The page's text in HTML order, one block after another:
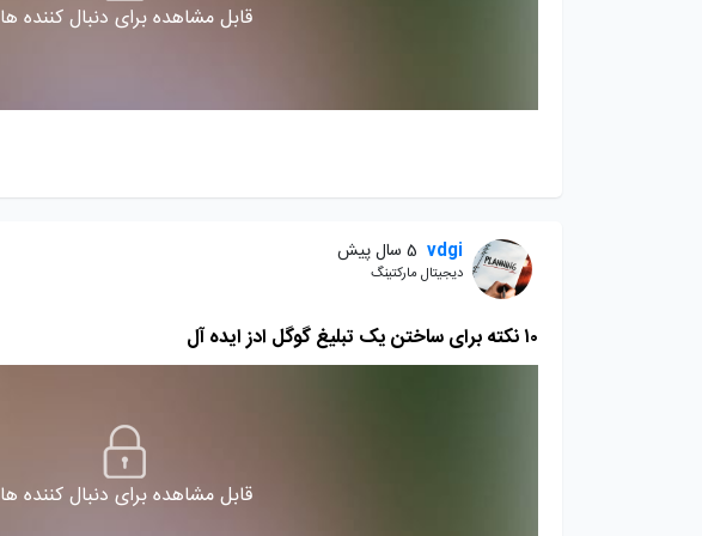
قابل مشاهده برای دنبال کننده ها
vdgi 5 سال پیش
دیجیتال مارکتینگ
۱۰ نکته برای ساختن یک تبلیغ گوگل ادز ایده آل
قابل مشاهده برای دنبال کننده ها